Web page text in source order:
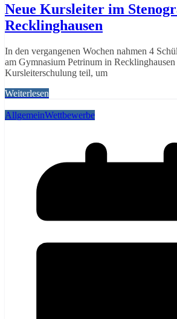
Neue Kursleiter im
Recklinghausen
In den vergangenen Wochen nahmen 4
am Gymnasium Petrinum in
Kursleiterschulung teil, um
Weiterlesen
AllgemeinWettbewerbe